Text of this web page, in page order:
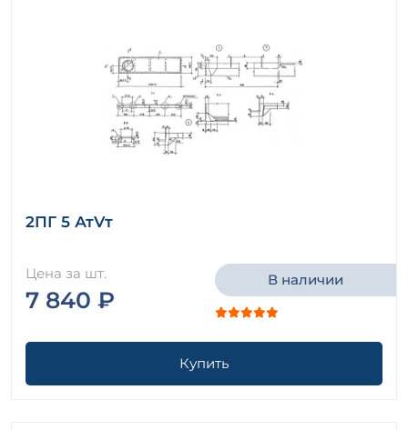
2ПГ 5 АтVт
Цена за шт.
7 840 ₽
В наличии
Купить